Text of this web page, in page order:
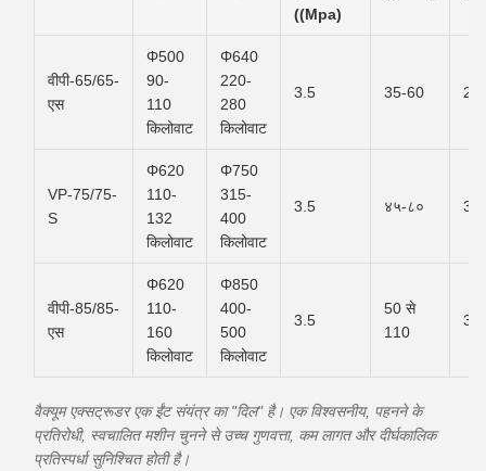
((Mpa)
वीपी-65/65-
एस
Φ500
90-
110
किलोवाट
Φ640
220-
280
किलोवाट
3.5 35-60 29
VP-75/75-
S
Φ620
110-
132
किलोवाट
Φ750
315-
400
किलोवाट
3.5 ४५-८० 33
वीपी-85/85-
एस
Φ620
110-
160
किलोवाट
Φ850
400-
500
किलोवाट
3.5
50 से
110
37
वैक्यूम एक्सट्रूडर एक ईंट संयंत्र का "दिल" है। एक विश्वसनीय, पहनने के
प्रतिरोधी, स्वचालित मशीन चुनने से उच्च गुणवत्ता, कम लागत और दीर्घकालिक
प्रतिस्पर्धा सुनिश्चित होती है।